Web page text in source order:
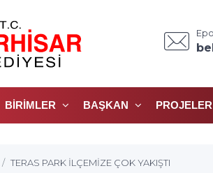
BİRİMLER BAŞKAN PROJELER
TERAS PARK İLÇEMİZE ÇOK YAKIŞTI